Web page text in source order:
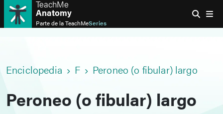
TeachMe
Anatomy
Parte de laTeachMeSeries
Enciclopedia F Peroneo (o fibular) largo
Peroneo (o fibular) largo